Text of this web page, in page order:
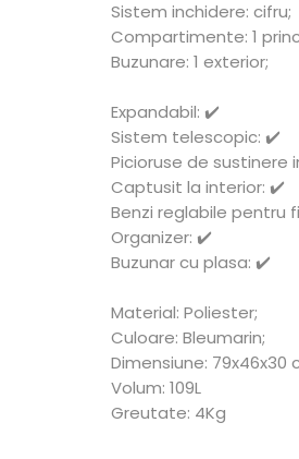
Sistem inchidere: cifru;
Compartimente: 1
Buzunare: 1 exterior;
Expandabil: ✔️
Sistem telescopic: ✔️
Picioruse de sustinere
Captusit la interior: ✔️
Benzi reglabile pentru
Organizer: ✔️
Buzunar cu plasa: ✔️
Material: Poliester;
Culoare: Bleumarin;
Dimensiune: 79x46x30
Volum: 109L
Greutate: 4Kg